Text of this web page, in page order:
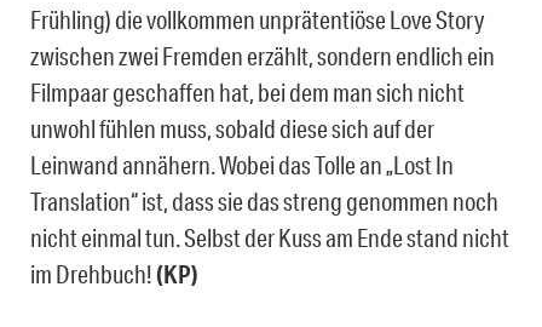
Frühling) die vollkommen unprätentiöse Love Story
zwischen zwei Fremden erzählt, sondern endlich ein
Filmpaar geschaffen hat, bei dem man sich nicht
unwohl fühlen muss, sobald diese sich auf der
Leinwand annähern. Wobei das Tolle an „Lost In
Translation“ ist, dass sie das streng genommen noch
nicht einmal tun. Selbst der Kuss am Ende stand nicht
im Drehbuch!(KP)